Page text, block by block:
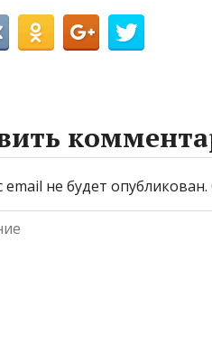
не будет опубликован.